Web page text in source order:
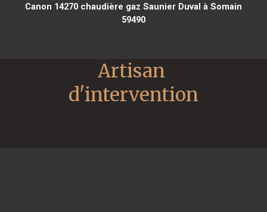
Canon 14270chaudière gaz Saunier Duval à Somain
59490
Artisan
d'intervention